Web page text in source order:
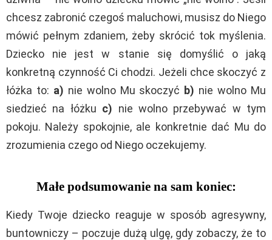
chcesz zabronić czegoś maluchowi, musisz do Niego
mówić pełnym zdaniem, żeby skrócić tok myślenia.
Dziecko nie jest w stanie się domyślić o jaką
konkretną czynność Ci chodzi. Jeżeli chce skoczyć z
łóżka to: a) nie wolno Mu skoczyć b) nie wolno Mu
siedzieć na łóżku c) nie wolno przebywać w tym
pokoju. Należy spokojnie, ale konkretnie dać Mu do
zrozumienia czego od Niego oczekujemy.
Małe podsumowanie na sam koniec:
Kiedy Twoje dziecko reaguje w sposób agresywny,
buntowniczy – poczuje dużą ulgę, gdy zobaczy, że to